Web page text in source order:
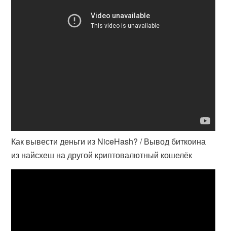
Как вывести деньги из NiceHash? / Вывод биткоина
из найсхеш на другой криптовалютный кошелёк